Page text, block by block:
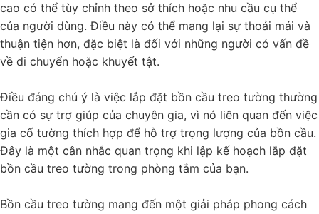
cao có thể tùy chỉnh theo sở thích hoặc nhu cầu cụ thể
của người dùng. Điều này có thể mang lại sự thoải mái và
thuận tiện hơn, đặc biệt là đối với những người có vấn đề
về di chuyển hoặc khuyết tật.
Điều đáng chú ý là việc lắp đặt bồn cầu treo tường thường
cần có sự trợ giúp của chuyên gia, vì nó liên quan đến việc
gia cố tường thích hợp để hỗ trợ trọng lượng của bồn cầu.
Đây là một cân nhắc quan trọng khi lập kế hoạch lắp đặt
bồn cầu treo tường trong phòng tắm của bạn.
Bồn cầu treo tường mang đến một giải pháp phong cách